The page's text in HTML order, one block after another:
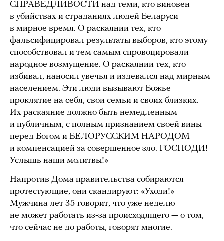
СПРАВЕДЛИВОСТИ над теми, кто виновен
в убийствах и страданиях людей Беларуси
в мирное время. О раскаянии тех, кто
фальсифицировал результаты выборов, кто этому
способствовал и тем самым спровоцировали
народное возмущение. О раскаянии тех, кто
избивал, наносил увечья и издевался над мирным
населением. Эти люди вызывают Божье
проклятие на себя, свои семьи и своих близких.
Их раскаяние должно быть немедленным
и публичным, с полным признанием своей вины
перед Богом и БЕЛОРУССКИМ НАРОДОМ
и компенсацией за совершенное зло. ГОСПОДИ!
Услышь наши молитвы!»
Напротив Дома правительства собираются
протестующие, они скандируют: «Уходи!»
Мужчина лет 35 говорит, что уже неделю
не может работать из-за происходящего — о том,
что сейчас не до работы, говорят многие.